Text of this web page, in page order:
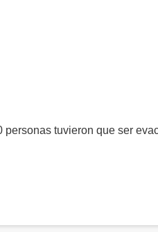
tuvieron que ser